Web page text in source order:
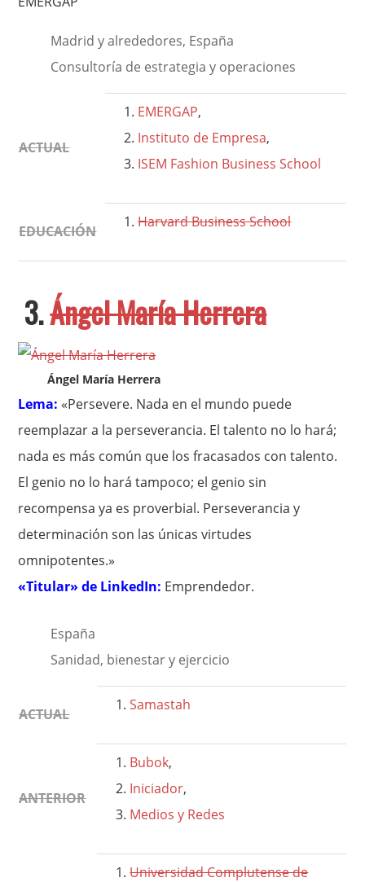
Madrid y alrededores, España
Consultoría de estrategia y operaciones
ACTUAL
EMERGAP,
Instituto de Empresa,
ISEM Fashion Business School
EDUCACIÓN
Harvard Business School
3.Ángel María Herrera
Ángel María Herrera
Lema: «Persevere. Nada en el mundo puede
reemplazar a la perseverancia. El talento no lo hará;
nada es más común que los fracasados con talento.
El genio no lo hará tampoco; el genio sin
recompensa ya es proverbial. Perseverancia y
determinación son las únicas virtudes
omnipotentes.»
«Titular» de LinkedIn: Emprendedor.
España
Sanidad, bienestar y ejercicio
ACTUAL
Samastah
ANTERIOR
Bubok,
Iniciador,
Medios y Redes
Universidad Complutense de